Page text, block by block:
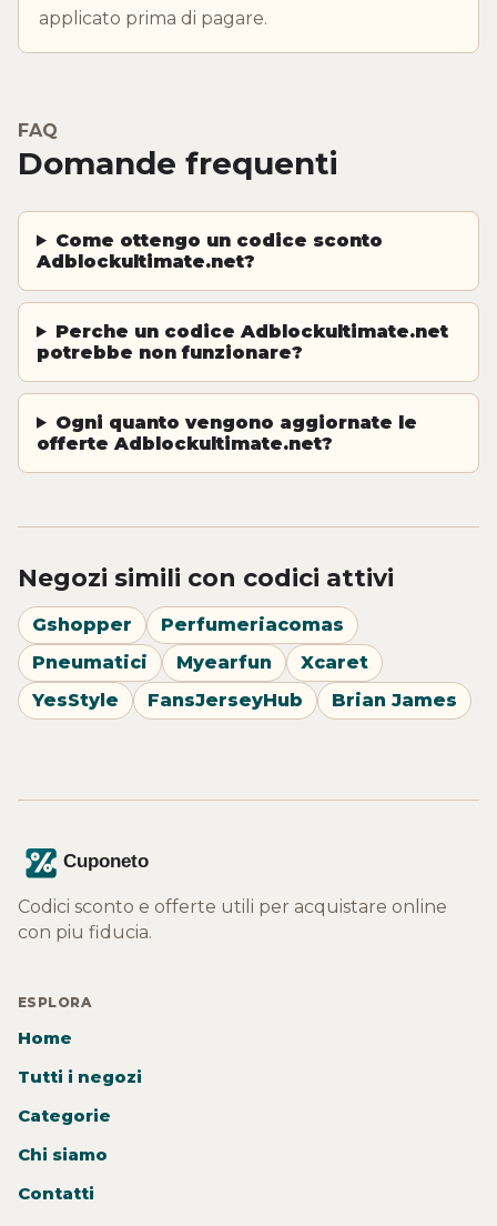
applicato prima di pagare.
FAQ
Domande frequenti
Come ottengo un codice sconto
Adblockultimate.net?
Perche un codice Adblockultimate.net
potrebbe non funzionare?
Ogni quanto vengono aggiornate le
offerte Adblockultimate.net?
Negozi simili con codici attivi
Gshopper
Perfumeriacomas
Pneumatici
Myearfun
Xcaret
YesStyle
FansJerseyHub Brian James
Codici sconto e offerte utili per acquistare online
con piu fiducia.
ESPLORA
Home
Tutti i negozi
Categorie
Chi siamo
Contatti